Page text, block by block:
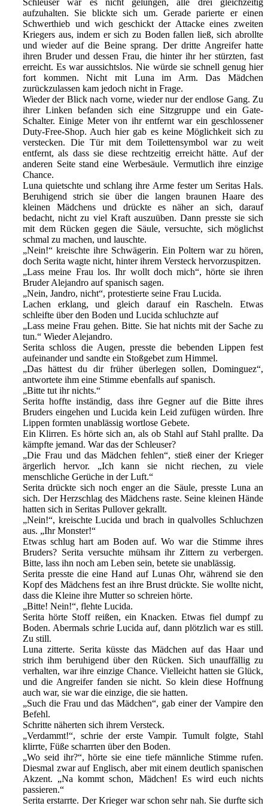
Schleuser war es nicht gelungen, alle drei gleichzeitig
aufzuhalten. Sie blickte sich um. Gerade parierte er einen
Schwerthieb und wich geschickt der Attacke eines zweiten
Kriegers aus, indem er sich zu Boden fallen ließ, sich abrollte
und wieder auf die Beine sprang. Der dritte Angreifer hatte
ihren Bruder und dessen Frau, die hinter ihr her stürzten, fast
erreicht. Es war aussichtslos. Nie würde sie schnell genug hier
fort kommen. Nicht mit Luna im Arm. Das Mädchen
zurückzulassen kam jedoch nicht in Frage.
Wieder der Blick nach vorne, wieder nur der endlose Gang. Zu
ihrer Linken befanden sich eine Sitzgruppe und ein Gate-
Schalter. Einige Meter von ihr entfernt war ein geschlossener
Duty-Free-Shop. Auch hier gab es keine Möglichkeit sich zu
verstecken. Die Tür mit dem Toilettensymbol war zu weit
entfernt, als dass sie diese rechtzeitig erreicht hätte. Auf der
anderen Seite stand eine Werbesäule. Vermutlich ihre einzige
Chance.
Luna quietschte und schlang ihre Arme fester um Seritas Hals.
Beruhigend strich sie über die langen braunen Haare des
kleinen Mädchens und drückte es näher an sich, darauf
bedacht, nicht zu viel Kraft auszuüben. Dann presste sie sich
mit dem Rücken gegen die Säule, versuchte, sich möglichst
schmal zu machen, und lauschte.
„Nein!“ kreischte ihre Schwägerin. Ein Poltern war zu hören,
doch Serita wagte nicht, hinter ihrem Versteck hervorzuspitzen.
„Lass meine Frau los. Ihr wollt doch mich“, hörte sie ihren
Bruder Alejandro auf spanisch sagen.
„Nein, Jandro, nicht“, protestierte seine Frau Lucida.
Lachen erklang, und gleich darauf ein Rascheln. Etwas
schleifte über den Boden und Lucida schluchzte auf
„Lass meine Frau gehen. Bitte. Sie hat nichts mit der Sache zu
tun.“ Wieder Alejandro.
Serita schloss die Augen, presste die bebenden Lippen fest
aufeinander und sandte ein Stoßgebet zum Himmel.
„Das hättest du dir früher überlegen sollen, Dominguez“,
antwortete ihm eine Stimme ebenfalls auf spanisch.
„Bitte tut ihr nichts.“
Serita hoffte inständig, dass ihre Gegner auf die Bitte ihres
Bruders eingehen und Lucida kein Leid zufügen würden. Ihre
Lippen formten unablässig wortlose Gebete.
Ein Klirren. Es hörte sich an, als ob Stahl auf Stahl prallte. Da
kämpfte jemand. War das der Schleuser?
„Die Frau und das Mädchen fehlen“, stieß einer der Krieger
ärgerlich hervor. „Ich kann sie nicht riechen, zu viele
menschliche Gerüche in der Luft.“
Serita drückte sich noch enger an die Säule, presste Luna an
sich. Der Herzschlag des Mädchens raste. Seine kleinen Hände
hatten sich in Seritas Pullover gekrallt.
„Nein!“, kreischte Lucida und brach in qualvolles Schluchzen
aus. „Ihr Monster!“
Etwas schlug hart am Boden auf. Wo war die Stimme ihres
Bruders? Serita versuchte mühsam ihr Zittern zu verbergen.
Bitte, lass ihn noch am Leben sein, betete sie unablässig.
Serita presste die eine Hand auf Lunas Ohr, während sie den
Kopf des Mädchens fest an ihre Brust drückte. Sie wollte nicht,
dass die Kleine ihre Mutter so schreien hörte.
„Bitte! Nein!“, flehte Lucida.
Serita hörte Stoff reißen, ein Knacken. Etwas fiel dumpf zu
Boden. Abermals schrie Lucida auf, dann plötzlich war es still.
Zu still.
Luna zitterte. Serita küsste das Mädchen auf das Haar und
strich ihm beruhigend über den Rücken. Sich unauffällig zu
verhalten, war ihre einzige Chance. Vielleicht hatten sie Glück,
und die Angreifer fanden sie nicht. So klein diese Hoffnung
auch war, sie war die einzige, die sie hatten.
„Such die Frau und das Mädchen“, gab einer der Vampire den
Befehl.
Schritte näherten sich ihrem Versteck.
„Verdammt!“, schrie der erste Vampir. Tumult folgte, Stahl
klirrte, Füße scharrten über den Boden.
„Wo seid ihr?“, hörte sie eine tiefe männliche Stimme rufen.
Diesmal zwar auf Englisch, aber mit einem deutlich spanischen
Akzent. „Na kommt schon, Mädchen! Es wird euch nichts
passieren.“
Serita erstarrte. Der Krieger war schon sehr nah. Sie durfte sich